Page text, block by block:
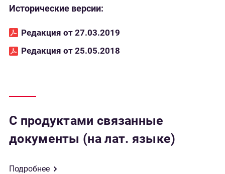
Исторические версии:
Редакция от 27.03.2019
Редакция от 25.05.2018
С продуктами связанные
документы (на лат. языке)
Подробнее